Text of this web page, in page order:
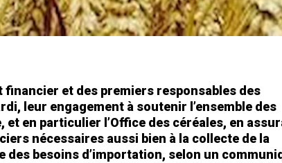
financier et des premiers responsables des
leur engagement à soutenir l’ensemble des
en particulier l’Office des céréales, en
nécessaires aussi bien à la collecte de la
des besoins d’importation, selon un